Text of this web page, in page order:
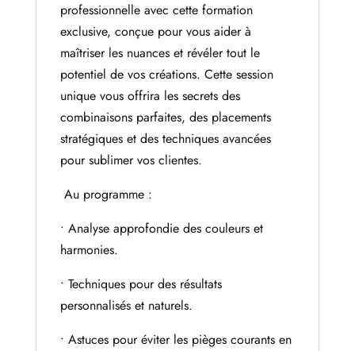
professionnelle avec cette formation
exclusive, conçue pour vous aider à
maîtriser les nuances et révéler tout le
potentiel de vos créations. Cette session
unique vous offrira les secrets des
combinaisons parfaites, des placements
stratégiques et des techniques avancées
pour sublimer vos clientes.
Au programme :
• Analyse approfondie des couleurs et
harmonies.
• Techniques pour des résultats
personnalisés et naturels.
• Astuces pour éviter les pièges courants en